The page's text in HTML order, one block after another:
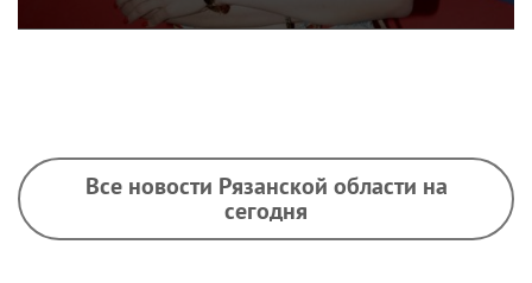
Все новости Рязанской области на
сегодня